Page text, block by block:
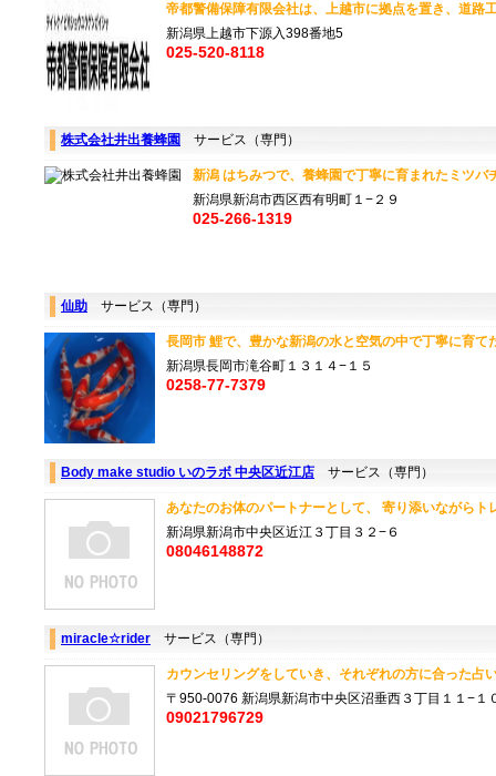
帝都警備保障有限会社は、上越市に拠点を置き、道路
新潟県上越市下源入398番地5
025-520-8118
株式会社井出養蜂園 サービス（専門）
新潟 はちみつで、養蜂園で丁寧に育まれたミツバ
新潟県新潟市西区西有明町１−２９
025-266-1319
仙助 サービス（専門）
長岡市 鯉で、豊かな新潟の水と空気の中で丁寧に育て
新潟県長岡市滝谷町１３１４−１５
0258-77-7379
Body make studio いのラボ 中央区近江店 サービス（専門）
あなたのお体のパートナーとして、 寄り添いながらト
新潟県新潟市中央区近江３丁目３２−６
08046148872
miracle☆rider サービス（専門）
カウンセリングをしていき、それぞれの方に合った占
〒950-0076 新潟県新潟市中央区沼垂西３丁目１１−１
09021796729